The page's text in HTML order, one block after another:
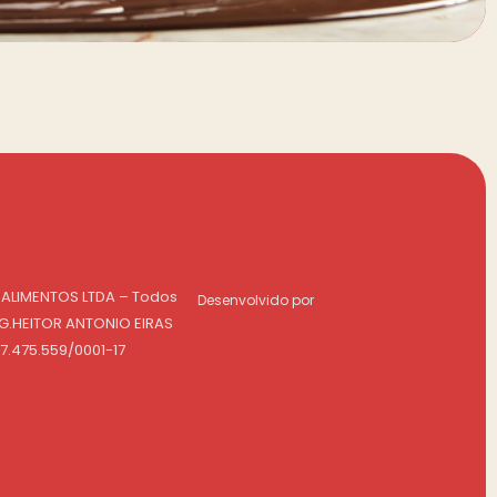
LTDA – Todos
ANTONIO EIRAS
0001-17
Desenvolvido por